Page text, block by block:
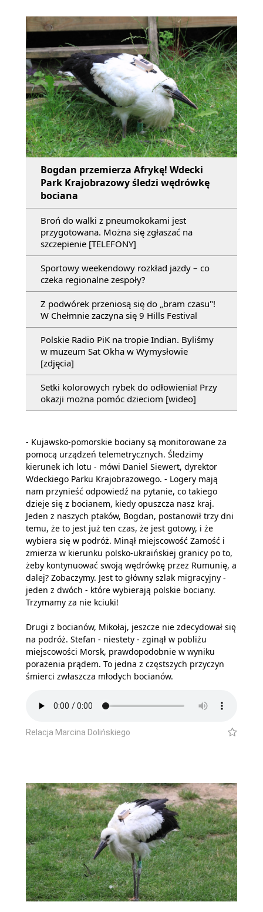
Bogdan przemierza Afrykę! Wdecki
Park Krajobrazowy śledzi wędrówkę
bociana
Broń do walki z pneumokokami jest
przygotowana. Można się zgłaszać na
szczepienie [TELEFONY]
Sportowy weekendowy rozkład jazdy – co
czeka regionalne zespoły?
Z podwórek przeniosą się do „bram czasu"!
W Chełmnie zaczyna się 9 Hills Festival
Polskie Radio PiK na tropie Indian. Byliśmy
w muzeum Sat Okha w Wymysłowie
[zdjęcia]
Setki kolorowych rybek do odłowienia! Przy
okazji można pomóc dzieciom [wideo]
- Kujawsko-pomorskie bociany są monitorowane za
pomocą urządzeń telemetrycznych. Śledzimy
kierunek ich lotu - mówi Daniel Siewert, dyrektor
Wdeckiego Parku Krajobrazowego. - Logery mają
nam przynieść odpowiedź na pytanie, co takiego
dzieje się z bocianem, kiedy opuszcza nasz kraj.
Jeden z naszych ptaków, Bogdan, postanowił trzy dni
temu, że to jest już ten czas, że jest gotowy, i że
wybiera się w podróż. Minął miejscowość Zamość i
zmierza w kierunku polsko-ukraińskiej granicy po to,
żeby kontynuować swoją wędrówkę przez Rumunię, a
dalej? Zobaczymy. Jest to główny szlak migracyjny -
jeden z dwóch - które wybierają polskie bociany.
Trzymamy za nie kciuki!
Drugi z bocianów, Mikołaj, jeszcze nie zdecydował się
na podróż. Stefan - niestety - zginął w pobliżu
miejscowości Morsk, prawdopodobnie w wyniku
porażenia prądem. To jedna z częstszych przyczyn
śmierci zwłaszcza młodych bocianów.
Relacja Marcina Dolińskiego